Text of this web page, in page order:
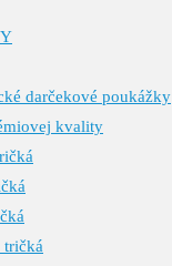
darčekové poukážky
kvality
tričká